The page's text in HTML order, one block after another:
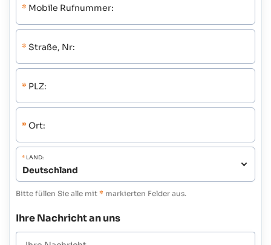
* Mobile Rufnummer:
* Straße, Nr:
* PLZ:
* Ort:
* LAND:
Bitte füllen Sie alle mit * markierten Felder aus.
Ihre Nachricht an uns